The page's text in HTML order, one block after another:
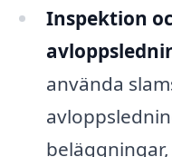
Inspektion
använda